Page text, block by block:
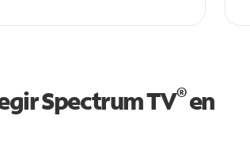
Spectrum TV®en